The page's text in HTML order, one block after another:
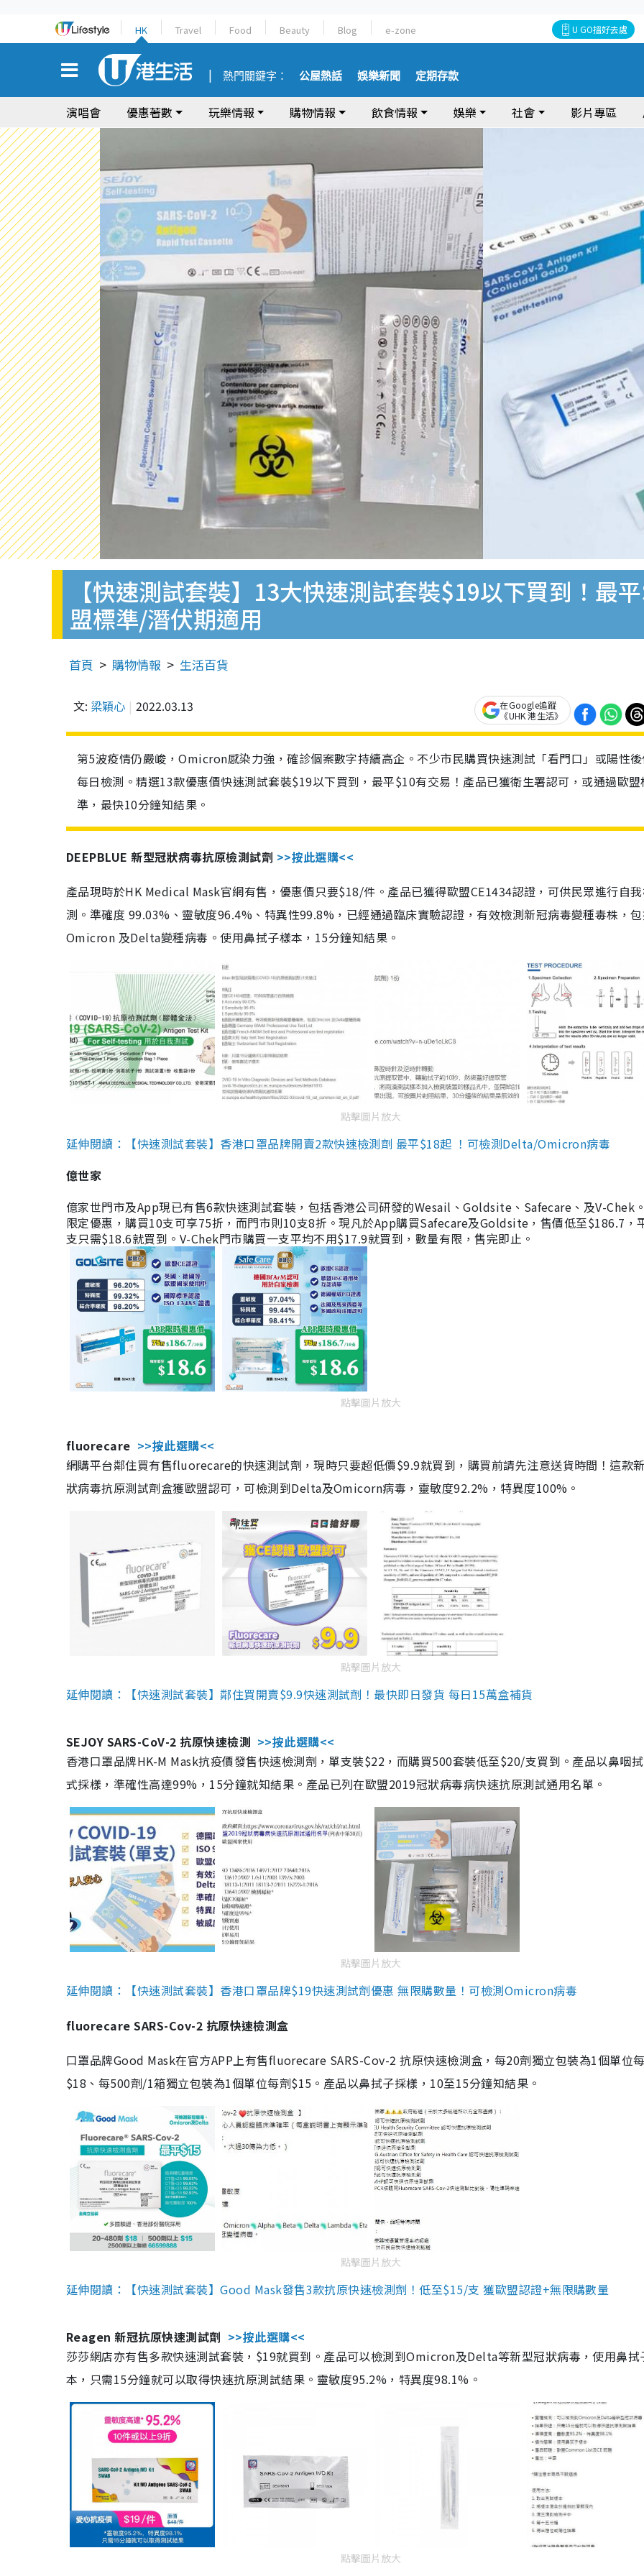
HK Travel Food Beauty Blog e-zone U GO搵好去處
熱門關鍵字： 公屋熱話 娛樂新聞 定期存款
演唱會 優惠著數 玩樂情報 購物情報 飲食情報 娛樂 社會 影片專區
【快速測試套裝】13大快速測試套裝$19以下買到！最
盟標準/潛伏期適用
首頁 購物情報 生活百貨
文: 梁穎心 2022.03.13
在Google追蹤
《UHK 港生活》
第5波疫情仍嚴峻，Omicron感染力強，確診個案數字持續高企。不少市民購買快速測試「看門口」或陽性
每日檢測。精選13款優惠價快速測試套裝$19以下買到，最平$10有交易！產品已獲衛生署認可，或通過歐盟
準，最快10分鐘知結果。
DEEPBLUE 新型冠狀病毒抗原檢測試劑 >>按此選購<<
產品現時於HK Medical Mask官網有售，優惠價只要$18/件。產品已獲得歐盟CE1434認證，可供民眾進行自
測。準確度 99.03%、靈敏度96.4%、特異性99.8%，已經通過臨床實驗認證，有效檢測新冠病毒變種毒株，
Omicron 及Delta變種病毒。使用鼻拭子樣本，15分鐘知結果。
點擊圖片放大
延伸閱讀：【快速測試套裝】香港口罩品牌開賣2款快速檢測劑 最平$18起 ！可檢測Delta/Omicron病毒
億世家
億家世門市及App現已有售6款快速測試套裝，包括香港公司研發的Wesail、Goldsite、Safecare、及V-Chek
限定優惠，購買10支可享75折，而門市則10支8折。現凡於App購買Safecare及Goldsite，售價低至$186.7，
支只需$18.6就買到。V-Chek門市購買一支平均不用$17.9就買到，數量有限，售完即止。
點擊圖片放大
fluorecare >>按此選購<<
網購平台鄰住買有售fluorecare的快速測試劑，現時只要超低價$9.9就買到，購買前請先注意送貨時間！這款
狀病毒抗原測試劑盒獲歐盟認可，可檢測到Delta及Omicorn病毒，靈敏度92.2%，特異度100%。
點擊圖片放大
延伸閱讀：【快速測試套裝】鄰住買開賣$9.9快速測試劑！最快即日發貨 每日15萬盒補貨
SEJOY SARS-CoV-2 抗原快速檢測 >>按此選購<<
香港口罩品牌HK-M Mask抗疫價發售快速檢測劑，單支裝$22，而購買500套裝低至$20/支買到。產品以鼻咽
式採樣，準確性高達99%，15分鐘就知結果。產品已列在歐盟2019冠狀病毒病快速抗原測試通用名單。
點擊圖片放大
延伸閱讀：【快速測試套裝】香港口罩品牌$19快速測試劑優惠 無限購數量！可檢測Omicron病毒
fluorecare SARS-Cov-2 抗原快速檢測盒
口罩品牌Good Mask在官方APP上有售fluorecare SARS-Cov-2 抗原快速檢測盒，每20劑獨立包裝為1個單位
$18、每500劑/1箱獨立包裝為1個單位每劑$15。產品以鼻拭子採樣，10至15分鐘知結果。
點擊圖片放大
延伸閱讀：【快速測試套裝】Good Mask發售3款抗原快速檢測劑！低至$15/支 獲歐盟認證+無限購數量
Reagen 新冠抗原快速測試劑 >>按此選購<<
莎莎網店亦有售多款快速測試套裝，$19就買到。產品可以檢測到Omicron及Delta等新型冠狀病毒，使用鼻拭
本，只需15分鐘就可以取得快速抗原測試結果。靈敏度95.2%，特異度98.1%。
點擊圖片放大